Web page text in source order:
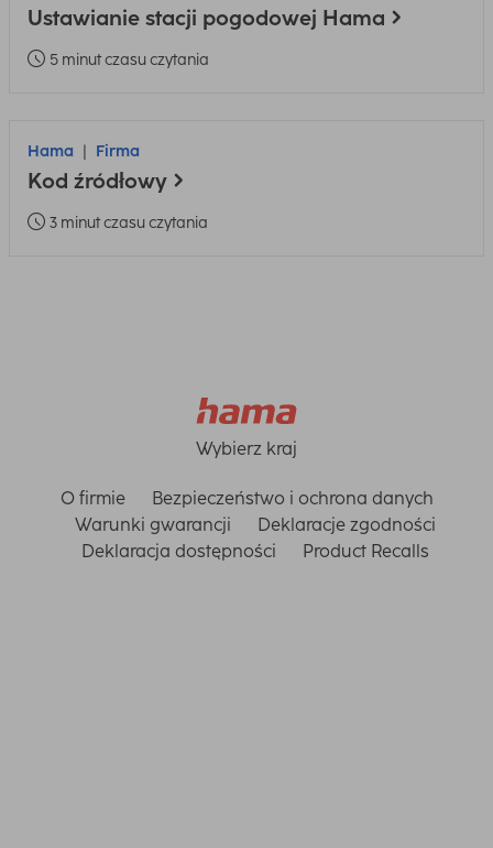
Ustawianie stacji pogodowej Hama
5 minut czasu czytania
Hama Firma
Kod źródłowy
3 minut czasu czytania
Wybierz kraj
O firmie
Bezpieczeństwo i ochrona danych
Warunki gwarancji
Deklaracje zgodności
Deklaracja dostępności
Product Recalls